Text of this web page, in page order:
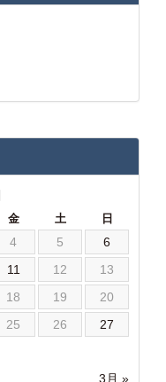
金 土 日
3月 »
4 5
6
11 12
13
18 19
20
25 26
27